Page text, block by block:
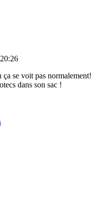
se voit pas normalement!
dans son sac !